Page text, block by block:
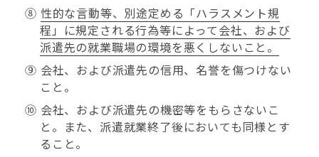
⑧ 性的な言動等、別途定める「ハラスメント規
程」に規定される行為等によって会社、および
派遣先の就業職場の環境を悪くしないこと。
⑨ 会社、および派遣先の信用、名誉を傷つけない
こと。
⑩ 会社、および派遣先の機密等をもらさないこ
と。また、派遣就業終了後においても同様とす
ること。